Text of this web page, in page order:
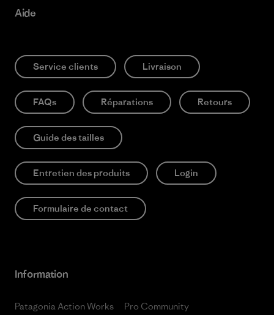
Aide
Service clients Livraison
FAQs Réparations Retours
Guide des tailles
Entretien des produits Login
Formulaire de contact
Information
Patagonia Action Works Pro Community